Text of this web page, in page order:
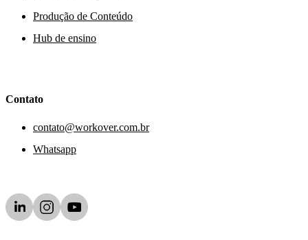
Produção de Conteúdo
Hub de ensino
Contato
contato@workover.com.br
Whatsapp